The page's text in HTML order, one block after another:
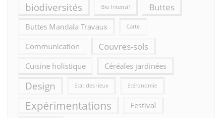
biodiversités Bio Intensif Buttes
Buttes Mandala Travaux Carte
Communication Couvres-sols
Cuisine holistique Céréales jardinées
Design Etat des lieux Etéronomie
Expérimentations Festival